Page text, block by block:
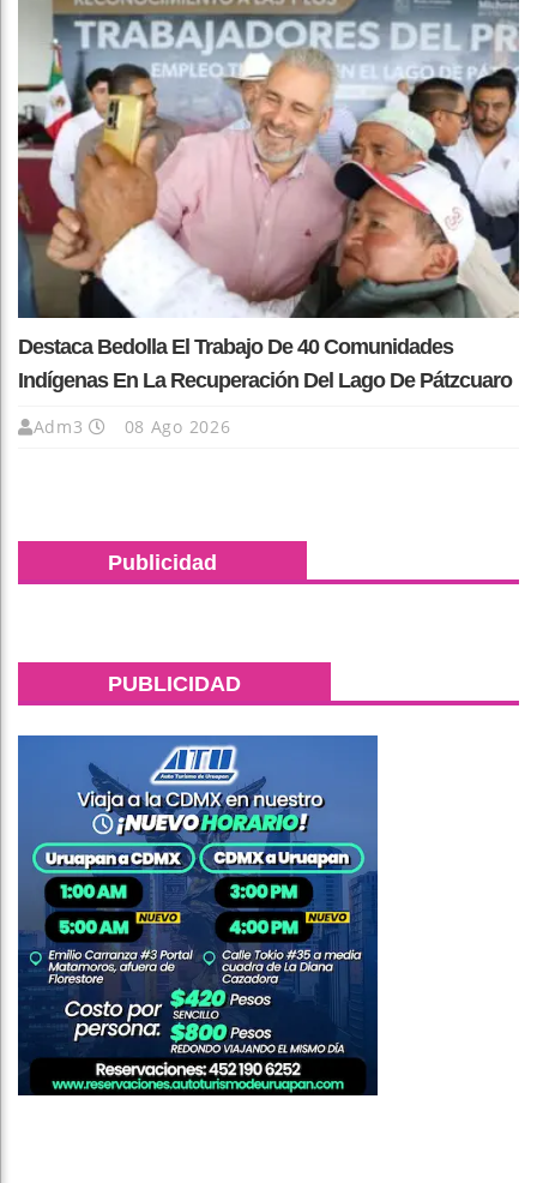
Destaca Bedolla El Trabajo De 40 Comunidades
Indígenas En La Recuperación Del Lago De Pátzcuaro
Adm3 08 Ago 2026
Publicidad
PUBLICIDAD